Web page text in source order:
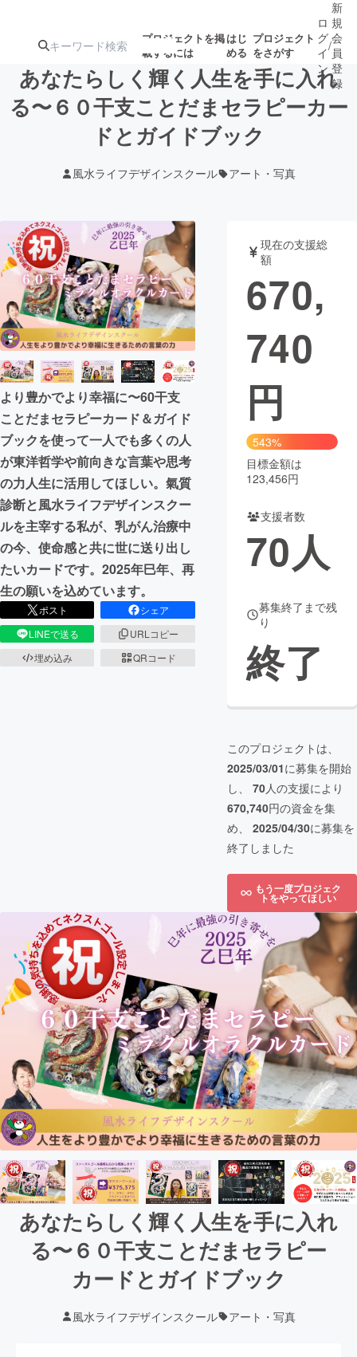
プロジェクトを掲
載するには
はじ
める
プロジェクト
をさがす
注目のリ 注目の新着プロ募集終了が近いプ
テクノロジー・ガジェット
映像・映画 書籍・雑誌
ビジネス・起業 チャレンジ
まちづくり・地域活性化
CAMPFIRE for Social Good
CAMPFIRE Creation
CAMPFIREふるさと納税machi-ya コミュニティ
ロ
グ
イ
ン
/
新
規
会
員
登
録
あなたらしく輝く人生を手に入れ
る〜６０干支ことだまセラピーカー
ドとガイドブック
風水ライフデザインスクール アート・写真
より豊かでより幸福に〜60干支
ことだまセラピーカード＆ガイド
ブックを使って一人でも多くの人
が東洋哲学や前向きな言葉や思考
の力人生に活用してほしい。氣質
診断と風水ライフデザインスクー
ルを主宰する私が、乳がん治療中
の今、使命感と共に世に送り出し
たいカードです。2025年巳年、再
生の願いを込めています。
ポスト
シェア
LINEで送る
URLコピー
埋め込み
QRコード
現在の支援総
額
670,
740
円
543%
目標金額は
123,456円
支援者数
70人
募集終了まで残
り
終了
このプロジェクトは、
2025/03/01に募集を開始
し、 70人の支援により
670,740円の資金を集
め、 2025/04/30に募集を
終了しました
もう一度プロジェク
トをやってほしい
あなたらしく輝く人生を手に入れ
る〜６０干支ことだまセラピー
カードとガイドブック
風水ライフデザインスクール アート・写真